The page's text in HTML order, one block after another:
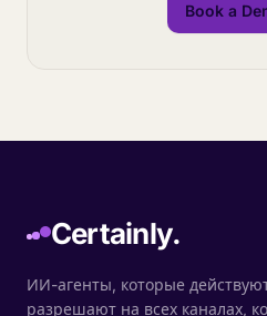
Book a
Certainly.
ИИ-агенты, которые
разрешают на всех каналах,